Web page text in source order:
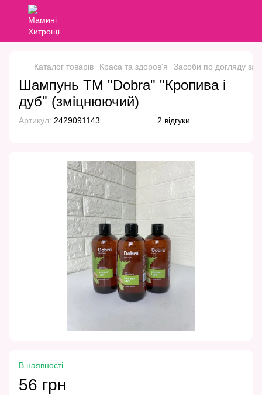
Каталог товарів Краса та здоров'я Засоби по догляду за
Шампунь ТМ "Dobra" "Кропива і
дуб" (зміцнюючий)
Артикул: 2429091143 2 відгуки
В наявності
56 грн